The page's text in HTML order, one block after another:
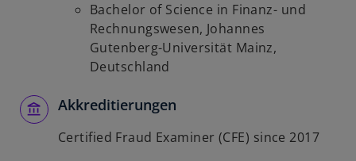
Bachelor of Science in Finanz- und
Rechnungswesen, Johannes
Gutenberg-Universität Mainz,
Deutschland
Akkreditierungen
Certified Fraud Examiner (CFE) since 2017